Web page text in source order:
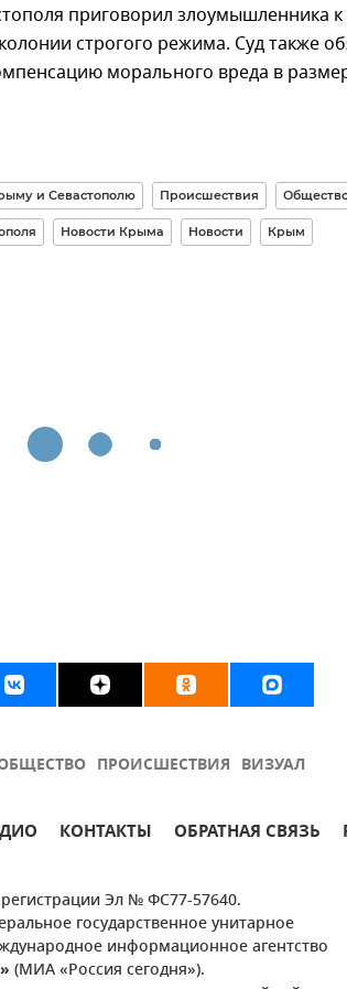
приговорил злоумышленника к
строгого режима. Суд также
морального вреда в
и Севастополю Происшествия
Новости Крыма Новости Крым
ПРОИСШЕСТВИЯ ВИЗУАЛ
КОНТАКТЫ ОБРАТНАЯ СВЯЗЬ
Эл № ФС77-57640.
государственное унитарное
информационное агентство
(МИА «Россия сегодня»).